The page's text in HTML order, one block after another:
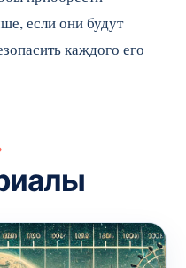
если они будут
каждого его